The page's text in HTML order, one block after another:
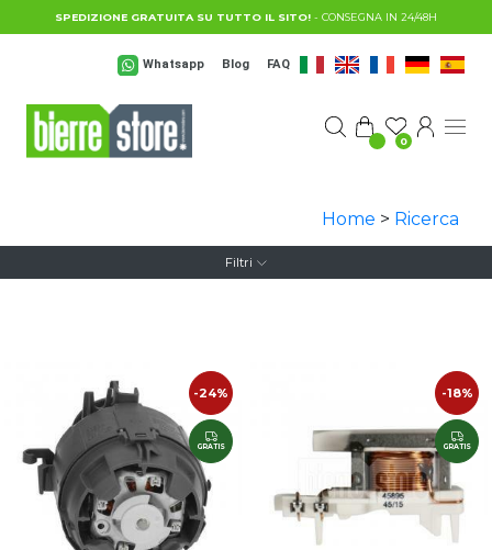
Salta al contenuto principale
SPEDIZIONE GRATUITA SU TUTTO IL SITO! - CONSEGNA IN 24/48H
Whatsapp Blog FAQ
0
Home > Ricerca
Filtri
-24%
GRATIS
-18%
GRATIS